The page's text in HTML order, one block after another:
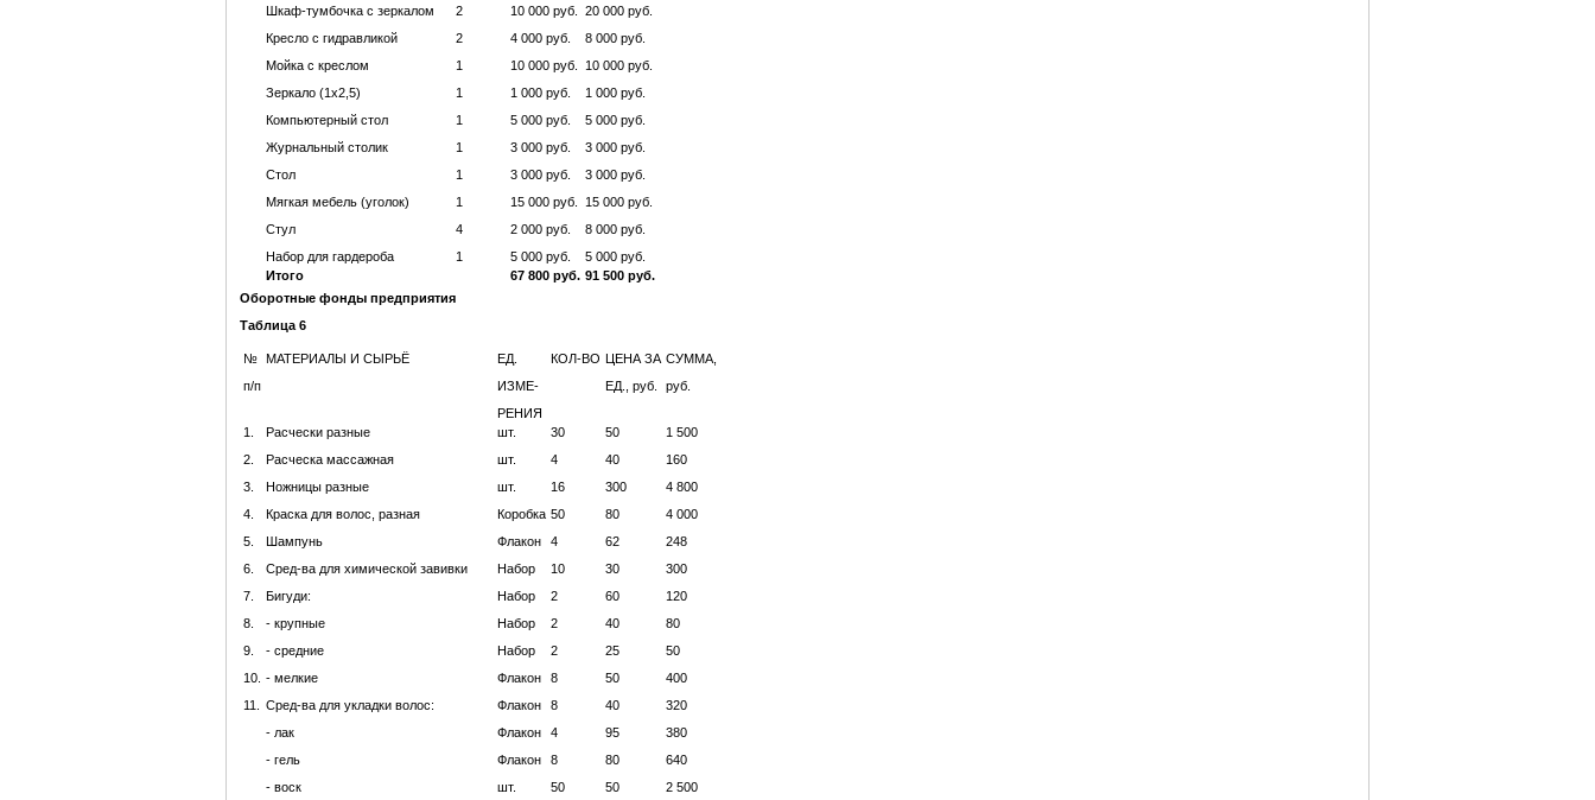
Шкаф-тумбочка с зеркалом
Кресло с гидравликой
Мойка с креслом
Зеркало (1х2,5)
Компьютерный стол
Журнальный столик
Стол
Мягкая мебель (уголок)
Стул
Набор для гардероба
2
2
1
1
1
1
1
1
4
1
10 000 руб.
4 000 руб.
10 000 руб.
1 000 руб.
5 000 руб.
3 000 руб.
3 000 руб.
15 000 руб.
2 000 руб.
5 000 руб.
20 000 руб.
8 000 руб.
10 000 руб.
1 000 руб.
5 000 руб.
3 000 руб.
3 000 руб.
15 000 руб.
8 000 руб.
5 000 руб.
Итого
67 800 руб. 91 500 руб.
Оборотные фонды предприятия
Таблица 6
№
п/п
МАТЕРИАЛЫ И СЫРЬЁ
ЕД.
ИЗМЕ-
РЕНИЯ
КОЛ-ВО ЦЕНА ЗА
ЕД., руб.
СУММА,
руб.
1.
2.
3.
4.
5.
6.
7.
8.
9.
10.
11.
Расчески разные
Расческа массажная
Ножницы разные
Краска для волос, разная
Шампунь
Сред-ва для химической завивки
Бигуди:
- крупные
- средние
- мелкие
Сред-ва для укладки волос:
- лак
- гель
- воск
шт.
шт.
шт.
Коробка
Флакон
Набор
Набор
Набор
Набор
Флакон
Флакон
Флакон
Флакон
шт.
30
4
16
50
4
10
2
2
2
8
8
4
8
50
50
40
300
80
62
30
60
40
25
50
40
95
80
50
1 500
160
4 800
4 000
248
300
120
80
50
400
320
380
640
2 500